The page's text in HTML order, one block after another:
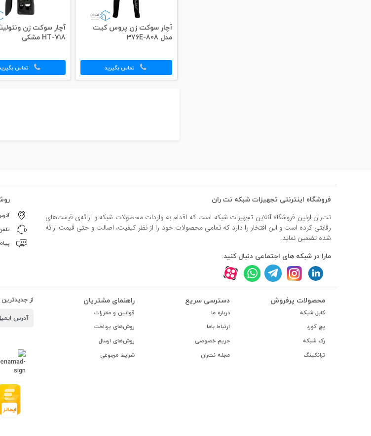
آچار سوکت زن پروس کیت
مدل 808-376E
تماس بگیرید
آچار سوکت زن
HT-718 مشکی
تماس
فروشگاه اینترنتی تجهیزات شبکه نت ران
نت‌ران اولین فروشگاه آنلاین تجهیزات شبکه است که اقدام به واردات محصولات شبکه و ارائه‌ی قیمت‌های
رقابتی کرده است و این افتخار را دارد که تمامی محصولات خود را از نظر کیفیت، اصالت و حتی قیمت ارائه
شده تضمین نماید.
مارا در شبکه های اجتماعی دنبال کنید:
محصولات پرفروش
کابل شبکه
پچ کورد
رک شبکه
ترانکینگ
دسترسی سریع
درباره ما
ارتباط باما
حریم خصوصی
مجله نت‌ران
راهنمای مشتریان
قوانین و مقررات
روش‌های پرداخت
روش‌های ارسال
شرایط مرجوعی
از